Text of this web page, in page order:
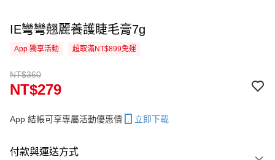
IE彎彎翹麗養護睫毛膏7g
App 獨享活動 超取滿NT$899免運
NT$360
NT$279
App 結帳可享專屬活動優惠價 立即下載
付款與運送方式